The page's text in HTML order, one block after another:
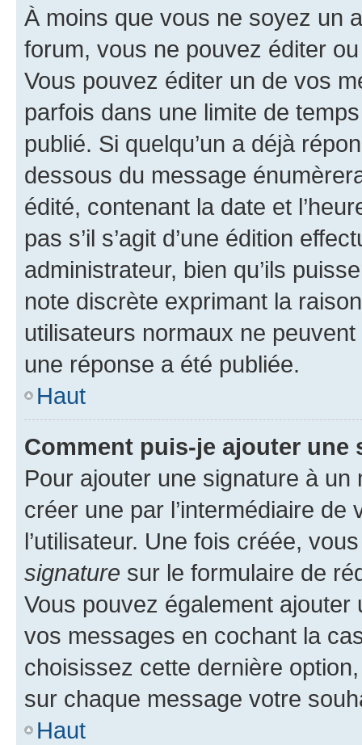
À moins que vous ne soyez un
forum, vous ne pouvez éditer
Vous pouvez éditer un de vos
parfois dans une limite de
publié. Si quelqu’un a déjà
dessous du message
édité, contenant la date et
pas s’il s’agit d’une édition
administrateur, bien qu’ils
note discrète exprimant la
utilisateurs normaux ne
une réponse a été publiée.
Haut
Comment puis-je ajouter une
Pour ajouter une signature à un
créer une par l’intermédiaire
l’utilisateur. Une fois créée,
signature sur le formulaire de
Vous pouvez également
vos messages en cochant la
choisissez cette dernière
sur chaque message votre
Haut